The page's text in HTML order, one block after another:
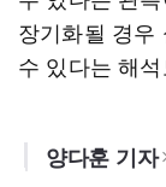
장기화될 경우
수 있다는 해
양다훈 기자